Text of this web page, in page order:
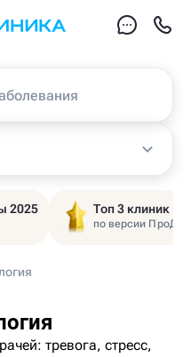
2025 Топ 3 клиник
по версии
тревога, стресс,